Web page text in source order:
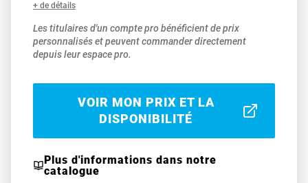
+ de détails
Les titulaires d'un compte pro bénéficient de prix
personnalisés et peuvent commander directement
depuis leur espace pro.
VOIR MON PRIX ET LA
DISPONIBILITÉ
Plus d'informations dans notre
catalogue